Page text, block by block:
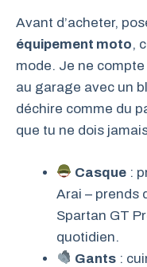
Avant d’acheter,
équipement moto,
mode. Je ne
au garage avec un
déchire comme du
que tu ne dois
Casque :
Arai – prends
Spartan GT
quotidien.
Gants :